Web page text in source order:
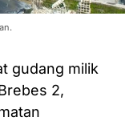
gudang milik
2,